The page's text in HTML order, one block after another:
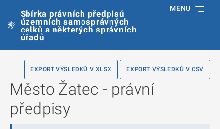
Sbírka právních předpisů
územních samosprávných
celků a některých správních
úřadů
MENU
EXPORT VÝSLEDKŮ V XLSX EXPORT VÝSLEDKŮ V CSV
Město Žatec - právní
předpisy